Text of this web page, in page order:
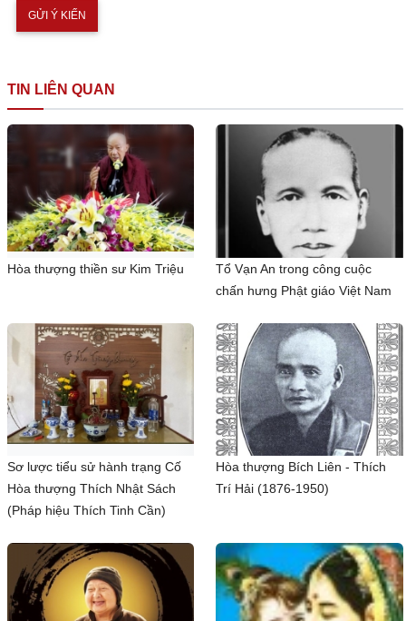
TIN LIÊN QUAN
Hòa thượng thiền sư Kim Triệu
Tổ Vạn An trong công cuộc
chấn hưng Phật giáo Việt Nam
Sơ lược tiểu sử hành trạng Cố
Hòa thượng Thích Nhật Sách
(Pháp hiệu Thích Tinh Cần)
Hòa thượng Bích Liên - Thích
Trí Hải (1876-1950)